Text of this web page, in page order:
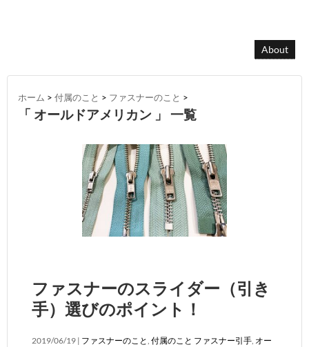
About
ホーム > 付属のこと > ファスナーのこと >
「 オールドアメリカン 」 一覧
ファスナーのスライダー（引き
手）選びのポイント！
2019/06/19 | ファスナーのこと, 付属のこと ファスナー引手, オー